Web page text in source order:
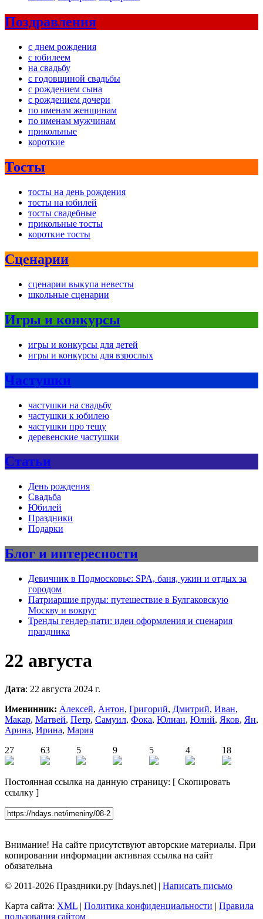
Поздравления
с днем рождения
с юбилеем
на свадьбу
с годовщиной свадьбы
с рождением сына
с рождением дочери
по именам женщинам
по именам мужчинам
прикольные
короткие
Тосты
тосты на день рождения
тосты на юбилей
тосты свадебные
прикольные тосты
короткие тосты
Сценарии
сценарии выкупа невесты
школьные сценарии
Игры и конкурсы
игры и конкурсы для детей
игры и конкурсы для взрослых
Частушки
частушки на свадьбу
частушки к юбилею
частушки про тещу
деревенские частушки
Статьи
День рождения
Свадьба
Юбилей
Праздники
Подарки
Блог и интересности
Девичник в Подмосковье: SPA, баня, ужин и отдых за
городом
Патриаршие пруды: путешествие в Булгаковскую
Москву и вокруг
Тренды гендер-пати: идеи оформления и сценария
праздника
22 августа
Дата: 22 августа 2024 г.
Именинник: Алексей, Антон, Григорий, Дмитрий, Иван,
Макар, Матвей, Петр, Самуил, Фока, Юлиан, Юлий, Яков, Ян,
Арина, Ирина, Мария
27
63 5 9 5 4 18
Постоянная ссылка на данную страницу: [ Скопировать
ссылку ]
Внимание! На сайте присутствуют авторские материалы. При
копировании информации активная ссылка на сайт
обязательна
© 2011-2026 Праздники.ру [hdays.net] | Написать письмо
Карта сайта: XML | Политика конфиденциальности | Правила
пользования сайтом